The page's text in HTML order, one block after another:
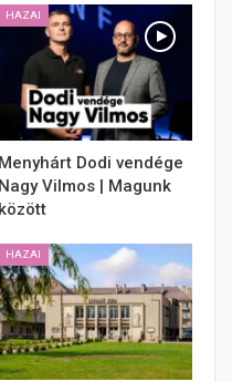
HAZAI
Menyhárt Dodi vendége
Nagy Vilmos | Magunk
között
HAZAI